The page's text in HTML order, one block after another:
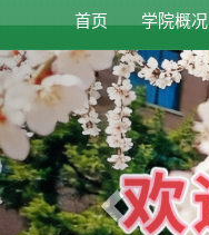
首页 学院概况